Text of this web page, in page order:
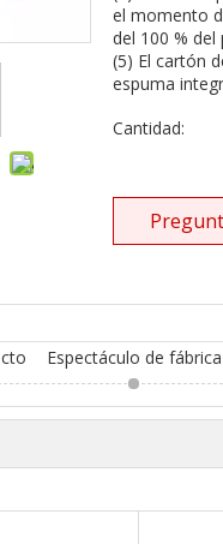
el momento
del 100 %
(5) El cartón
espuma
Cantidad:
Espectáculo de fábrica